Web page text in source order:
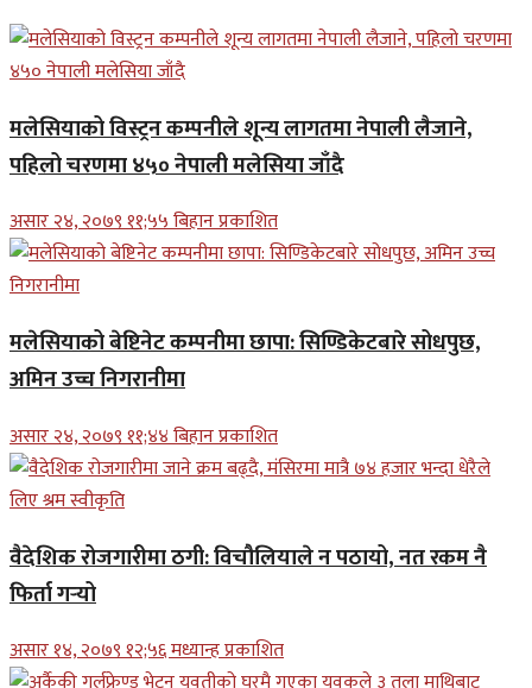
मलेसियाको विस्ट्रन कम्पनीले शून्य लागतमा नेपाली लैजाने,
पहिलो चरणमा ४५० नेपाली मलेसिया जाँदै
असार २४, २०७९ ११;५५ बिहान प्रकाशित
मलेसियाको बेष्टिनेट कम्पनीमा छापा: सिण्डिकेटबारे सोधपुछ,
अमिन उच्च निगरानीमा
असार २४, २०७९ ११;४४ बिहान प्रकाशित
वैदेशिक रोजगारीमा ठगी: विचौलियाले न पठायो, नत रकम नै
फिर्ता गर्‍यो
असार १४, २०७९ १२;५६ मध्यान्ह प्रकाशित